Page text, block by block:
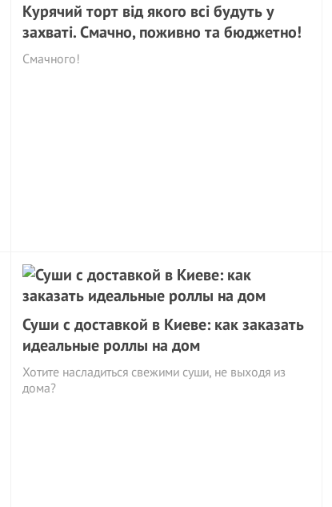
Курячий торт від якого всі будуть у
захваті. Смачно, поживно та бюджетно!
Смачного!
Суши с доставкой в Киеве: как заказать
идеальные роллы на дом
Хотите насладиться свежими суши, не выходя из
дома?